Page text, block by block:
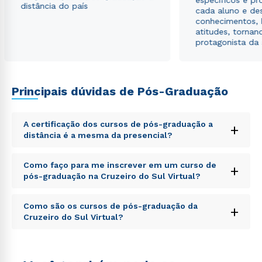
distância do país
cada aluno e
conhecimentos,
atitudes,
protagonista da
Principais dúvidas de Pós-Graduação
A certificação dos cursos de pós-graduação a
distância é a mesma da presencial?
+
Sed ut perspiciatis unde omnis iste natus error sit
voluptatem accusantium doloremque laudantium,
totam rem aperiam, eaque ipsa quae ab illo inventore
explicabo. Nemo enim ipsam voluptatem quia
voluptas sit aspernatur aut odit aut fugit, sed quia
Como faço para me inscrever em um curso de
pós-graduação na Cruzeiro do Sul Virtual?
+
Sed ut perspiciatis unde omnis iste natus error sit
voluptatem accusantium doloremque laudantium,
Como são os cursos de pós-graduação da
Cruzeiro do Sul Virtual?
+